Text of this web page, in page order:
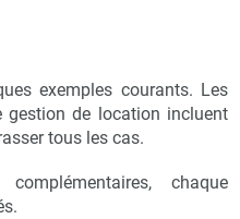
exemples courants. Les
de location incluent
tous les cas.
chaque